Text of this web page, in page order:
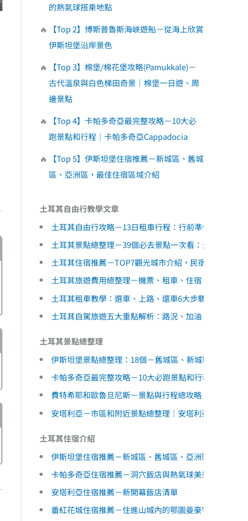
的熱氣球搭乘地點
【Top 2】博斯普魯斯海峽遊船－從海上欣賞
伊斯坦堡沿岸景色
【Top 3】棉堡/棉花堡攻略(Pamukkale)－
古代溫泉與白色梯田奇景｜棉堡一日遊、周
邊景點
【Top 4】卡帕多奇亞最完整攻略－10大必
跑景點和行程｜卡帕多奇亞Cappadocia
【Top 5】伊斯坦堡住宿推薦－新城區、舊城
區、亞洲區，最佳住宿區域介紹
土耳其自由行教學文章
土耳其自由行攻略－13日租車行程：行前準備、景點規
土耳其景點總整理－39個必去景點一次看：景點地圖、
土耳其住宿推薦－TOP7觀光城市介紹，民宿飯店心得
土耳其旅遊費用總整理－機票、租車、住宿、食物統計
土耳其租車教學：選車、上路、還車6大步驟總整理｜
土耳其自駕旅遊五大重點解析：路況、加油、停車、高
土耳其景點總整理
伊斯坦堡景點總整理：18個－舊城區、新城區、亞洲區
卡帕多奇亞最完整攻略－10大必跑景點和行程｜卡帕多
費特希耶和歐魯旦尼斯－景點與行程總攻略｜土耳其租
安塔利亞－市區和附近景點總整理｜安塔利亞Antalya
土耳其住宿介紹
伊斯坦堡住宿推薦－新城區、舊城區、亞洲區，最佳住
卡帕多奇亞住宿推薦－洞穴飯店與熱氣球美景天台
安塔利亞住宿推薦－新開幕飯店清單
番紅花城住宿推薦－住進山城內的鄂圖曼豪宅